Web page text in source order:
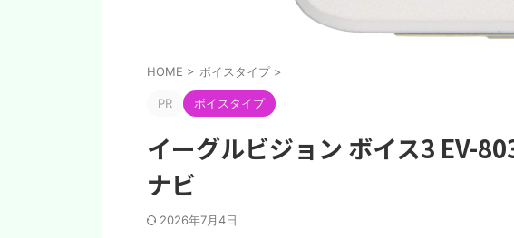
HOME > ボイスタイプ >
PR ボイスタイプ
イーグルビジョン ボイス3 EV-
ナビ
2026年7月4日